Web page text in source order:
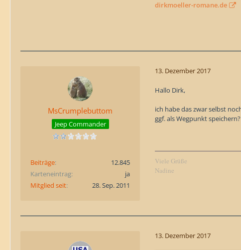
dirkmoeller-romane.de
MsCrumplebuttom
Jeep Commander
Beiträge
12.845
Karteneintrag
ja
Mitglied seit
28. Sep. 2011
13. Dezember 2017
Hallo Dirk,
ich habe das zwar selbst
ggf. als Wegpunkt speichern?
Viele Grüße
Nadine
13. Dezember 2017